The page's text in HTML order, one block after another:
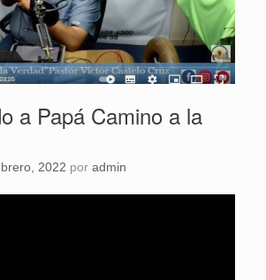
a Papá Camino a la
2022 por admin